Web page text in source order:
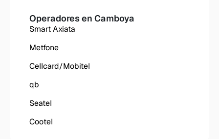
Operadores en Camboya
Smart Axiata
Metfone
Cellcard/Mobitel
qb
Seatel
Cootel